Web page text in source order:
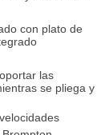
con plato de
las
se pliega y